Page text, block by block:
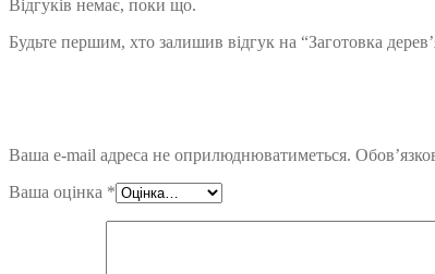
Відгуків немає, поки що.
Будьте першим, хто залишив відгук на “Заготовка
Ваша e-mail адреса не оприлюднюватиметься.
Ваша оцінка *